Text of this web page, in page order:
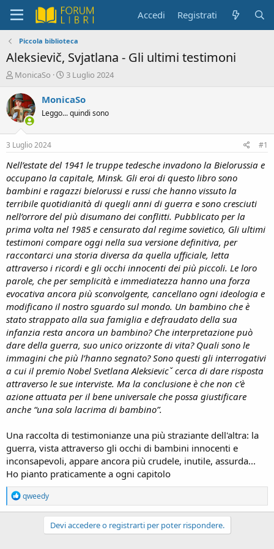
Accedi Registrati
Piccola biblioteca
Aleksievič, Svjatlana - Gli ultimi testimoni
C
e
a
t
e
D
s
c
u
s
s
i
n
e
MonicaSo
D
t
d
i
i
o
3 Luglio 2024
MonicaSo
Leggo... quindi sono
3 Luglio 2024 #1
Nell’estate del 1941 le truppe tedesche invadono la Bielorussia e
occupano la capitale, Minsk. Gli eroi di questo libro sono
bambini e ragazzi bielorussi e russi che hanno vissuto la
terribile quotidianità di quegli anni di guerra e sono cresciuti
nell’orrore del più disumano dei conflitti. Pubblicato per la
prima volta nel 1985 e censurato dal regime sovietico, Gli ultimi
testimoni compare oggi nella sua versione definitiva, per
raccontarci una storia diversa da quella ufficiale, letta
attraverso i ricordi e gli occhi innocenti dei più piccoli. Le loro
parole, che per semplicità e immediatezza hanno una forza
evocativa ancora più sconvolgente, cancellano ogni ideologia e
modificano il nostro sguardo sul mondo. Un bambino che è
stato strappato alla sua famiglia e defraudato della sua
infanzia resta ancora un bambino? Che interpretazione può
dare della guerra, suo unico orizzonte di vita? Quali sono le
immagini che più l’hanno segnato? Sono questi gli interrogativi
a cui il premio Nobel Svetlana Aleksievicˇ cerca di dare risposta
attraverso le sue interviste. Ma la conclusione è che non c’è
azione attuata per il bene universale che possa giustificare
anche “una sola lacrima di bambino”.
Una raccolta di testimonianze una più straziante dell'altra: la
guerra, vista attraverso gli occhi di bambini innocenti e
inconsapevoli, appare ancora più crudele, inutile, assurda...
Ho pianto praticamente a ogni capitolo
R
e
a
qweedy
Devi accedere o registrarti per poter rispondere.